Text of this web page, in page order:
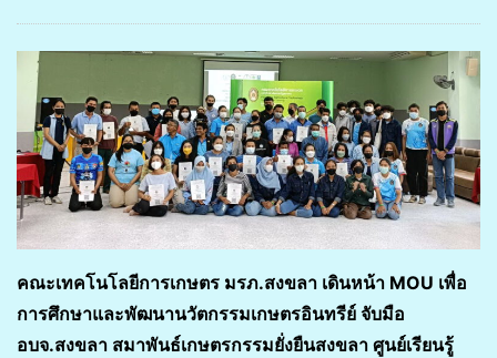
คณะเทคโนโลยีการเกษตร มรภ.สงขลา เดินหน้า MOU เพื่อ
การศึกษาและพัฒนานวัตกรรมเกษตรอินทรีย์ จับมือ
อบจ.สงขลา สมาพันธ์เกษตรกรรมยั่งยืนสงขลา ศูนย์เรียนรู้